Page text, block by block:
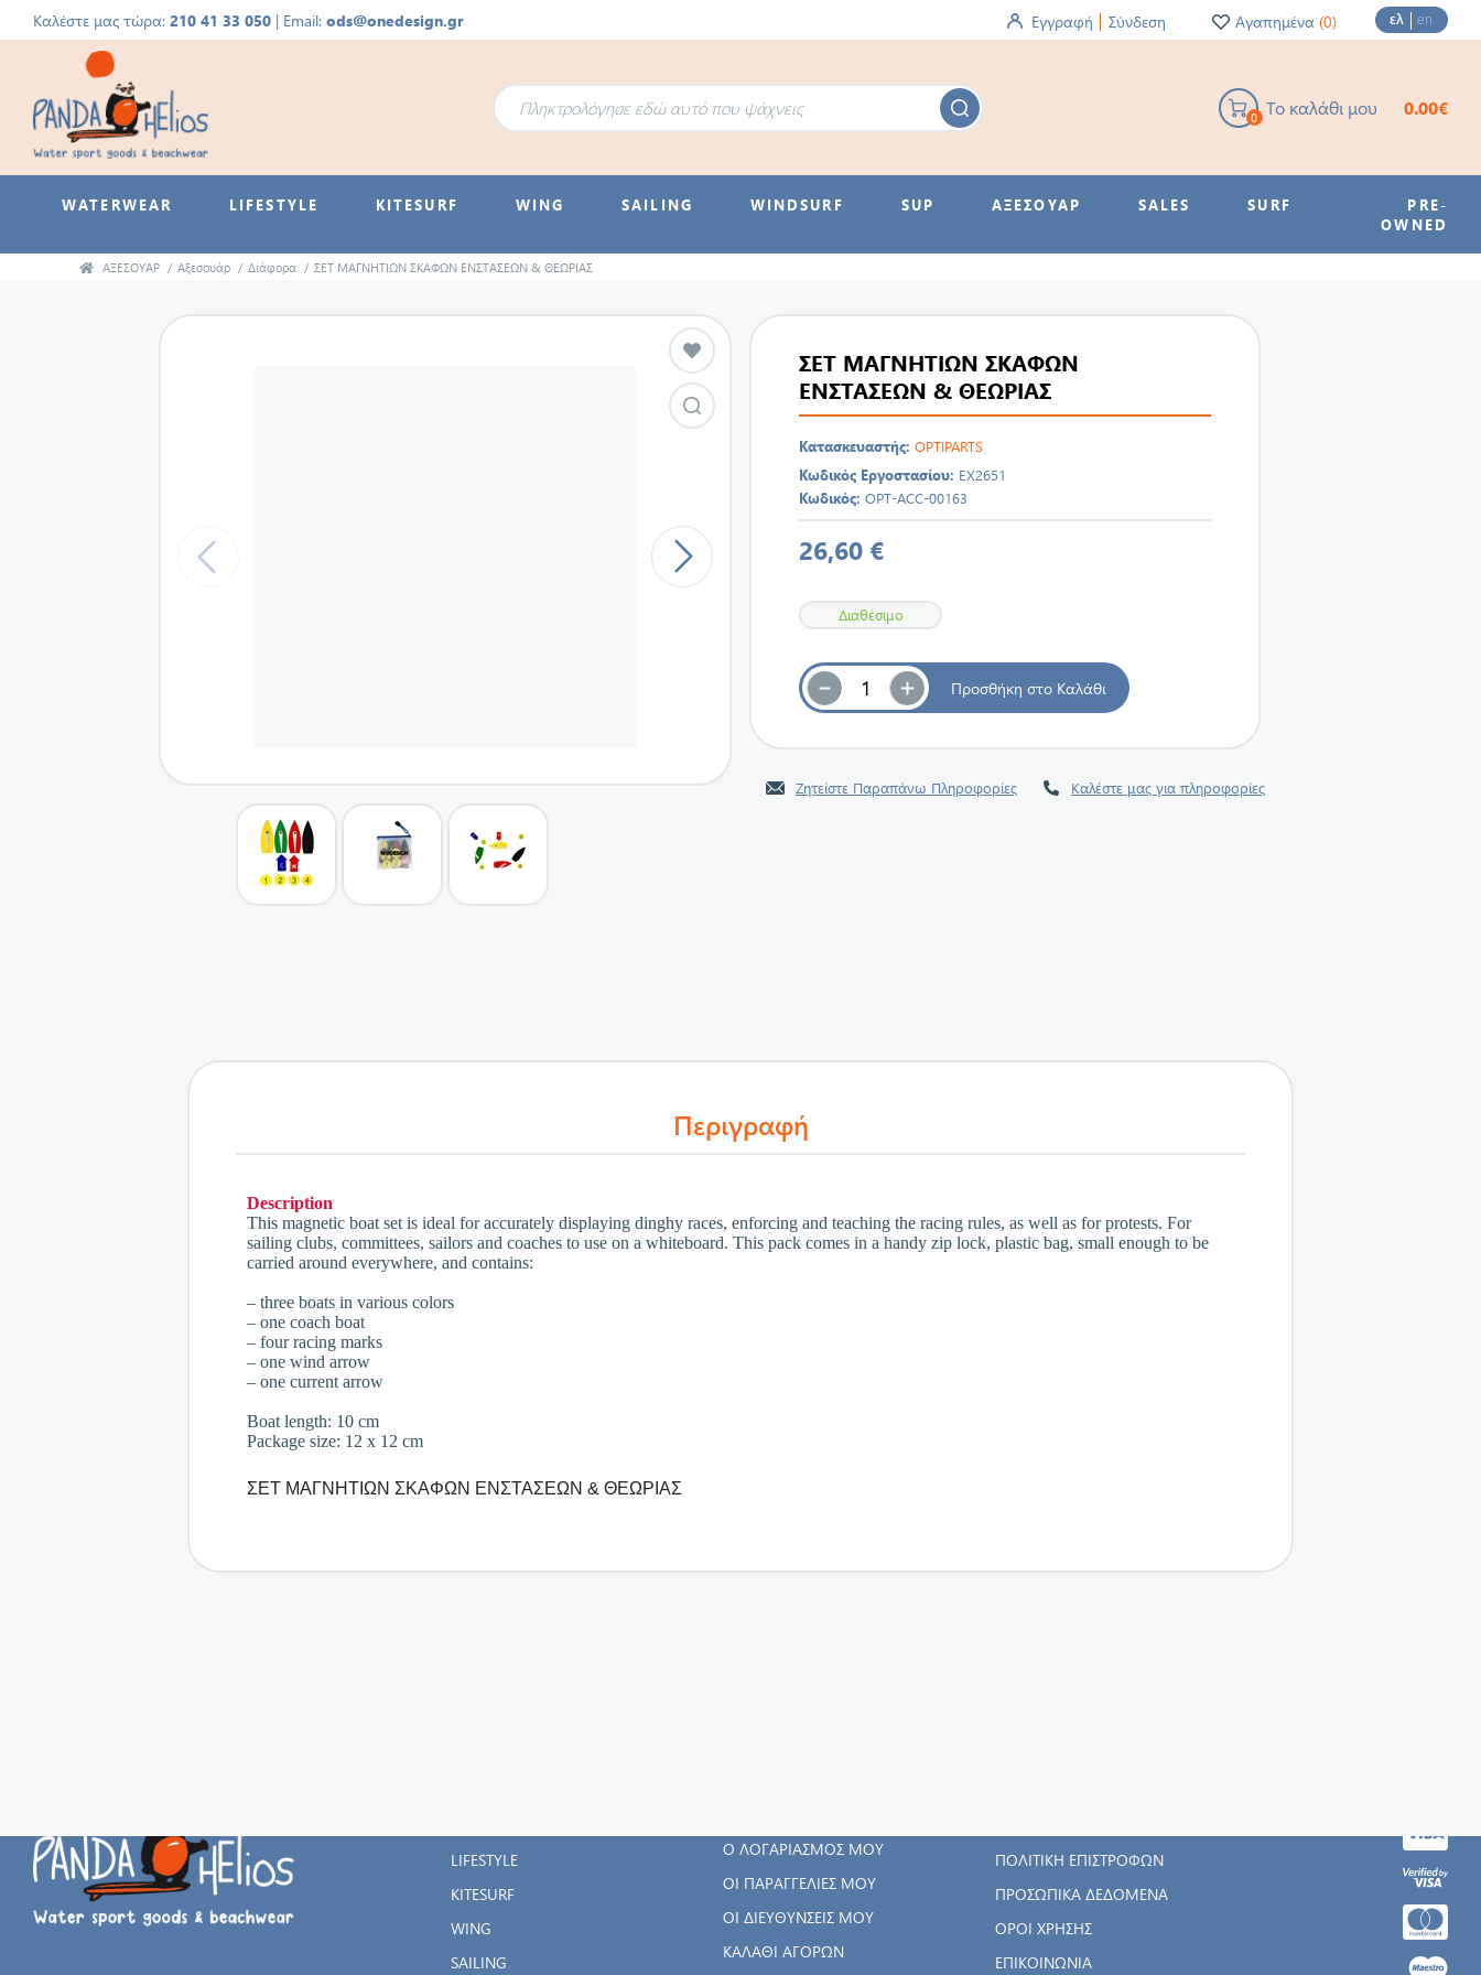
Καλέστε μας τώρα:210 41 33 050 | Email:ods@onedesign.gr Εγγραφή Σύνδεση Αγαπημένα (0) ελ en
Το καλάθι μου
0 0.00€
WATERWEAR LIFESTYLE KITESURF WING SAILING WINDSURF SUP ΑΞΕΣΟΥΑΡ SALES SURF
PRE-
OWNED
ΑΞΕΣΟΥΑΡ / Αξεσουάρ / Διάφορα / ΣΕΤ ΜΑΓΝΗΤΙΩΝ ΣΚΑΦΩΝ ΕΝΣΤΑΣΕΩΝ & ΘΕΩΡΙΑΣ
ΣΕΤ ΜΑΓΝΗΤΙΩΝ ΣΚΑΦΩΝ
ΕΝΣΤΑΣΕΩΝ & ΘΕΩΡΙΑΣ
Κατασκευαστής: OPTIPARTS
Κωδικός Εργοστασίου: EX2651
Κωδικός: OPT-ACC-00163
26,60 €
Διαθέσιμο
Ζητείστε Παραπάνω Πληροφορίες Καλέστε μας για πληροφορίες
Περιγραφή
Description
This magnetic boat set is ideal for accurately displaying dinghy races, enforcing and teaching the racing rules, as well as for protests. For
sailing clubs, committees, sailors and coaches to use on a whiteboard. This pack comes in a handy zip lock, plastic bag, small enough to be
carried around everywhere, and contains:
– three boats in various colors
– one coach boat
– four racing marks
– one wind arrow
– one current arrow
Boat length: 10 cm
Package size: 12 x 12 cm
ΣΕΤ ΜΑΓΝΗΤΙΩΝ ΣΚΑΦΩΝ ΕΝΣΤΑΣΕΩΝ & ΘΕΩΡΙΑΣ
LIFESTYLE
KITESURF
WING
SAILING
Ο ΛΟΓΑΡΙΑΣΜΌΣ ΜΟΥ
ΟΙ ΠΑΡΑΓΓΕΛΊΕΣ ΜΟΥ
ΟΙ ΔΙΕΥΘΎΝΣΕΙΣ ΜΟΥ
ΚΑΛΆΘΙ ΑΓΟΡΏΝ
ΠΟΛΙΤΙΚΉ ΕΠΙΣΤΡΟΦΏΝ
ΠΡΟΣΩΠΙΚΆ ΔΕΔΟΜΈΝΑ
ΌΡΟΙ ΧΡΉΣΗΣ
ΕΠΙΚΟΙΝΩΝΊΑ